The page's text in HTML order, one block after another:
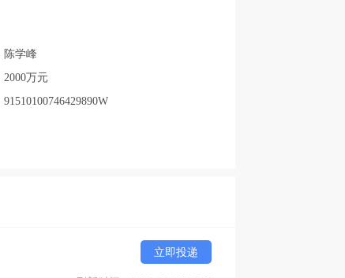
陈学峰
2000万元
91510100746429890W
立即投递